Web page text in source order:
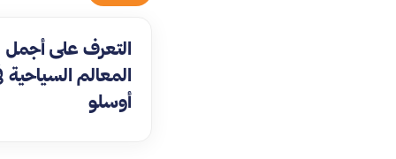
التعرف على أجمل
المعالم السياحية
أوسلو